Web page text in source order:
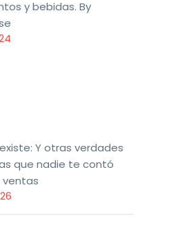
y bebidas. By
existe: Y otras verdades
que nadie te contó
ventas